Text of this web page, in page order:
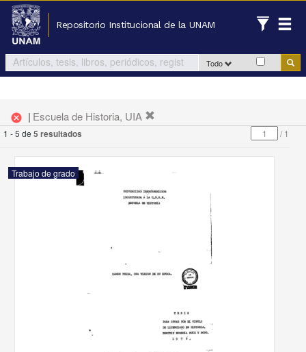
Repositorio Institucional de la UNAM
Todo
cancel | Escuela de Historia, UIA
1 - 5 de 5 resultados /1
Trabajo de grado